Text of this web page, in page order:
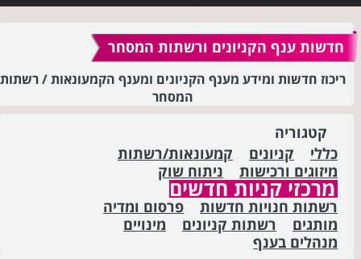
חדשות ענף הקניונים ורשתות המסחר
ריכוז חדשות ומידע מענף הקניונים ומענף הקמעונאות / רשתות
המסחר
קטגוריה
כללי
קניונים
קמעונאות/רשתות
מיזוגים ורכישות
ניתוח שוק
מרכזי קניות חדשים
רשתות חנויות חדשות
פרסום ומדיה
מותגים
רשתות קניונים
מינויים
מנהלים בענף